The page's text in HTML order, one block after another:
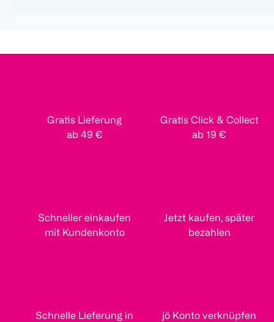
Gratis Lieferung
ab 49 €
Gratis Click & Collect
ab 19 €
Schneller einkaufen
mit Kundenkonto
Jetzt kaufen, später
bezahlen
Schnelle Lieferung in
jö Konto verknüpfen